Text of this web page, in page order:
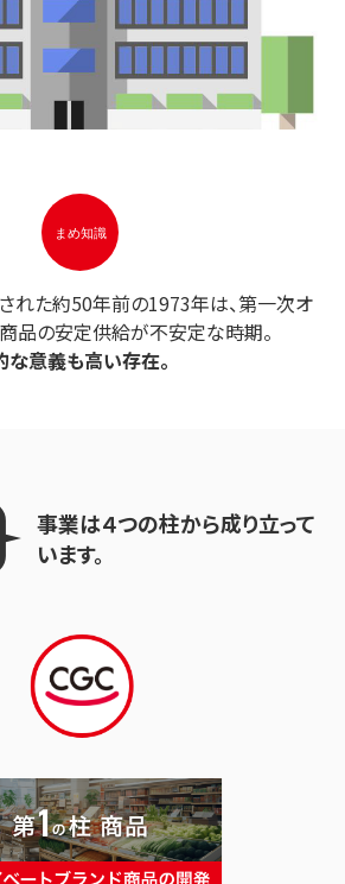
れた約50年前の1973年は、第一次オ
商品の安定供給が不安定な時期。
な意義も高い存在。
事業は４つの柱から成り立って
います。